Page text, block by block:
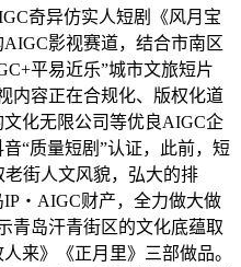
奇异仿实人短剧《风月宝
影视赛道，结合市南区
平易近乐”城市文旅短片
内容正在合规化、版权化道
化无限公司等优良AIGC企
“质量短剧”认证，此前，短
街人文风貌，弘大的排
・AIGC财产，全力做大做
青岛汗青街区的文化底蕴取
来》《正月里》三部做品。